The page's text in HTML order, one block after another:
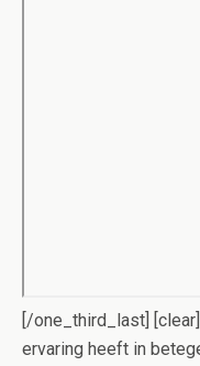
[/one_third_last]
ervaring heeft in